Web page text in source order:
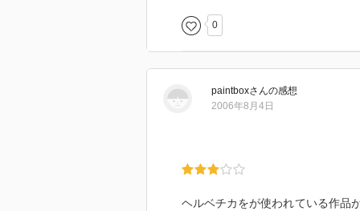
0
paintboxさんの感想
2006年8月4日
ヘルベチカをが使われている作品